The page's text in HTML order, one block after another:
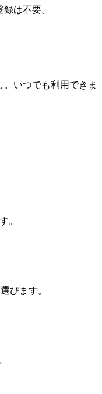
は不要。
いつでも利用できま
。
びます。